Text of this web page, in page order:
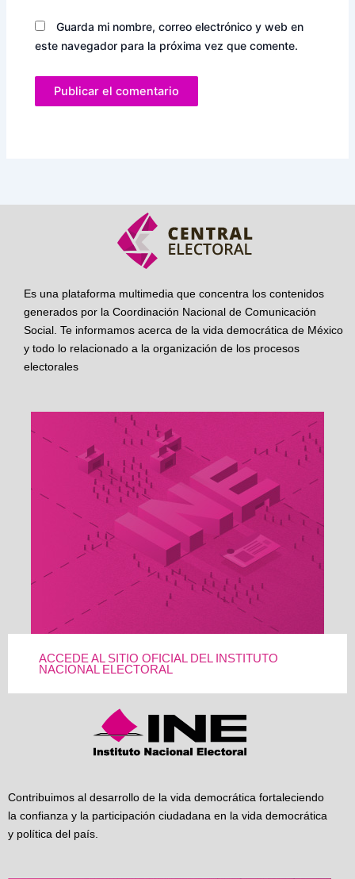
Guarda mi nombre, correo electrónico y web en
este navegador para la próxima vez que comente.
Es una plataforma multimedia que concentra los contenidos
generados por la Coordinación Nacional de Comunicación
Social. Te informamos acerca de la vida democrática de México
y todo lo relacionado a la organización de los procesos
electorales
ACCEDE AL SITIO OFICIAL DEL INSTITUTO
NACIONAL ELECTORAL
Contribuimos al desarrollo de la vida democrática fortaleciendo
la confianza y la participación ciudadana en la vida democrática
y política del país.